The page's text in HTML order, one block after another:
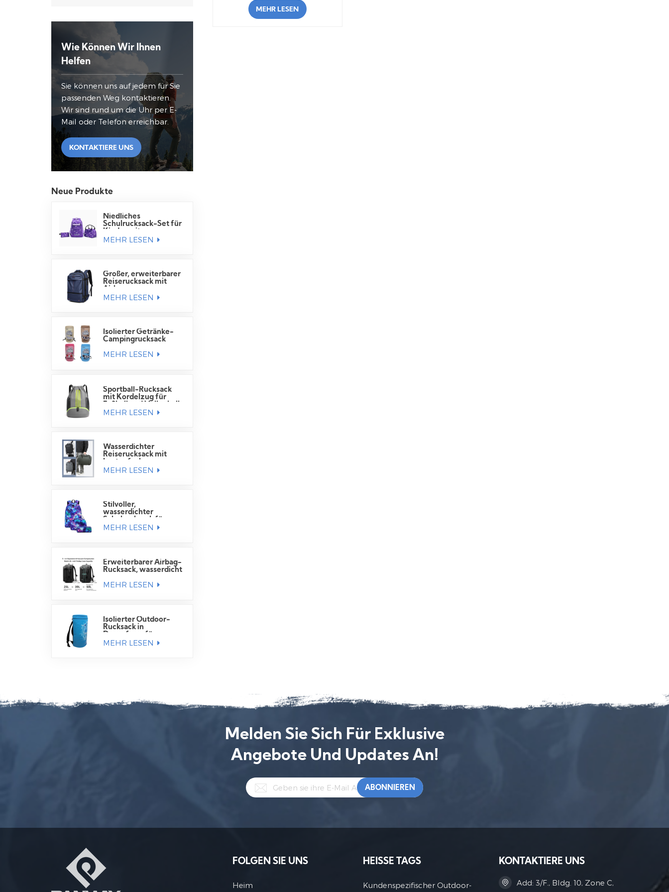
Wie Können Wir Ihnen
Helfen
Sie können uns auf jedem für Sie
passenden Weg kontaktieren.
Wir sind rund um die Uhr per E-
Mail oder Telefon erreichbar.
KONTAKTIERE UNS
Neue Produkte
Niedliches
Schulrucksack-Set für
Lunchtasche
MEHR LESEN
Großer, erweiterbarer
Reiserucksack mit
MEHR LESEN
Isolierter Getränke-
Campingrucksack
MEHR LESEN
Sportball-Rucksack
mit Kordelzug für
MEHR LESEN
Wasserdichter
Reiserucksack mit
MEHR LESEN
Stilvoller,
wasserdichter
Schüler
MEHR LESEN
Erweiterbarer Airbag-
Rucksack, wasserdicht
MEHR LESEN
Isolierter Outdoor-
Rucksack in
Getränkedosen
MEHR LESEN
MEHR LESEN
Melden Sie Sich Für Exklusive
Angebote Und Updates An!
FOLGEN SIE UNS
Heim
HEISSE TAGS
Kundenspezifischer Outdoor-
KONTAKTIERE UNS
Add: 3/F., Bldg. 10, Zone C,